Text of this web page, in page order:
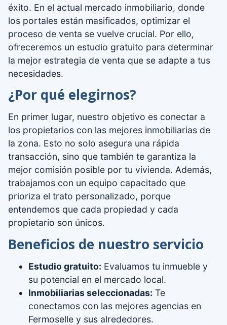
éxito. En el actual mercado inmobiliario, donde
los portales están masificados, optimizar el
proceso de venta se vuelve crucial. Por ello,
ofreceremos un estudio gratuito para determinar
la mejor estrategia de venta que se adapte a tus
necesidades.
¿Por qué elegirnos?
En primer lugar, nuestro objetivo es conectar a
los propietarios con las mejores inmobiliarias de
la zona. Esto no solo asegura una rápida
transacción, sino que también te garantiza la
mejor comisión posible por tu vivienda. Además,
trabajamos con un equipo capacitado que
prioriza el trato personalizado, porque
entendemos que cada propiedad y cada
propietario son únicos.
Beneficios de nuestro servicio
Estudio gratuito: Evaluamos tu inmueble y
su potencial en el mercado local.
Inmobiliarias seleccionadas: Te
conectamos con las mejores agencias en
Fermoselle y sus alrededores.